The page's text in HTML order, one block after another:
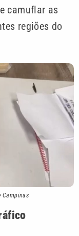
camuflar as
regiões do
Campinas